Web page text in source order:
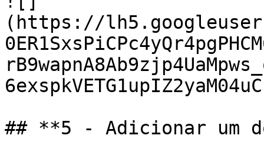
(https://
## **5 - Adicionar um